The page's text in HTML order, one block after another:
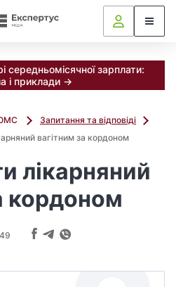
середньомісячної зарплати:
і приклади →
Запитання та відповіді
вагітним за кордоном
лікарняний
кордоном